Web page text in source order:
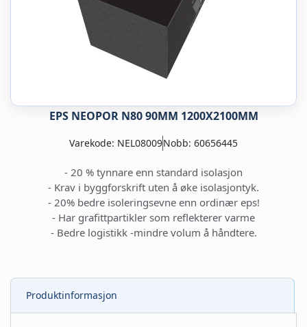
EPS NEOPOR N80 90MM 1200X2100MM
Varekode: NEL08009Nobb: 60656445
- 20 % tynnare enn standard isolasjon
- Krav i byggforskrift uten å øke isolasjontyk.
- 20% bedre isoleringsevne enn ordinær eps!
- Har grafittpartikler som reflekterer varme
- Bedre logistikk -mindre volum å håndtere.
Produktinformasjon